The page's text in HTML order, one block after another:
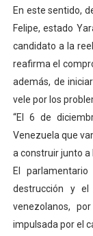
Fundecem
El Lactario
Plan
Iniciación al
Mincomunas
Expertos
En este sentido,
Felipe, estado
candidato a la
reafirma el
además, de
vele por los
“El 6 de
Venezuela que
a construir junto a
El
destrucción y
venezolanos,
impulsada por el